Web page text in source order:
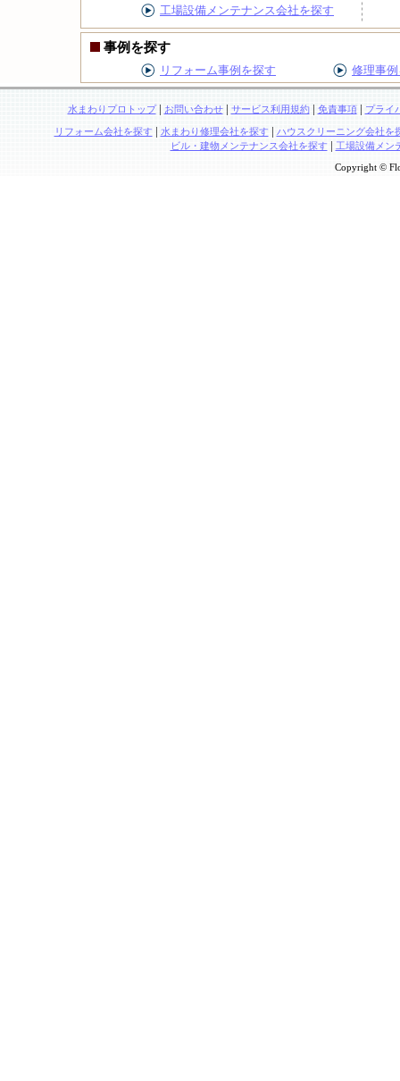
工場設備メンテナンス会社を探す
事例を探す
リフォーム事例を探す 修理事
水まわりプロトップ| お問い合わせ| サービス利用規約| 免責事項| プライ
リフォーム会社を探す | 水まわり修理会社を探す | ハウスクリーニング会社を
ビル・建物メンテナンス会社を探す| 工場設備メン
Copyright ©